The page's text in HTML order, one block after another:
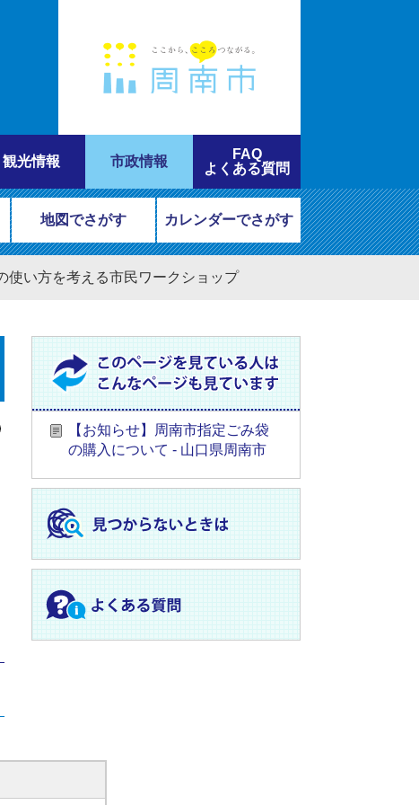
観光情報 市政情報
FAQ
よくある質問
地図でさがす カレンダーでさがす
使い方を考える市民ワークショップ
【お知らせ】周南市指定ごみ袋
の購入について - 山口県周南市